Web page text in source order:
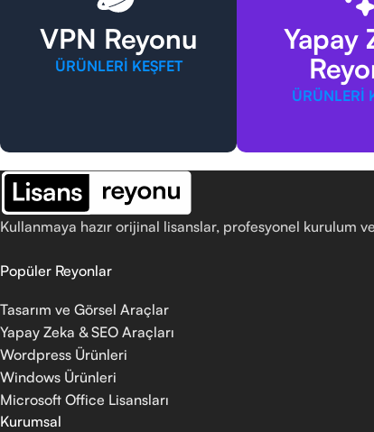
VPN Reyonu
ÜRÜNLERİ KEŞFET
Yapay
ÜRÜNLERİ
Kullanmaya hazır orijinal lisanslar, profesyonel kurulum
Popüler Reyonlar
Tasarım ve Görsel Araçlar
Yapay Zeka & SEO Araçları
Wordpress Ürünleri
Windows Ürünleri
Microsoft Office Lisansları
Kurumsal